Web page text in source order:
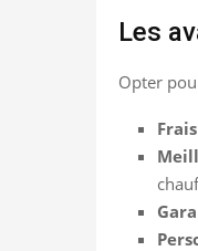
Les
Opter